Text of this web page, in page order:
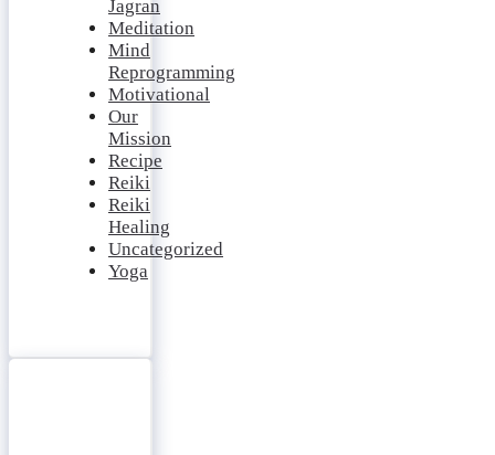
Jagran
Meditation
Mind
Reprogramming
Motivational
Our
Mission
Recipe
Reiki
Reiki
Healing
Uncategorized
Yoga